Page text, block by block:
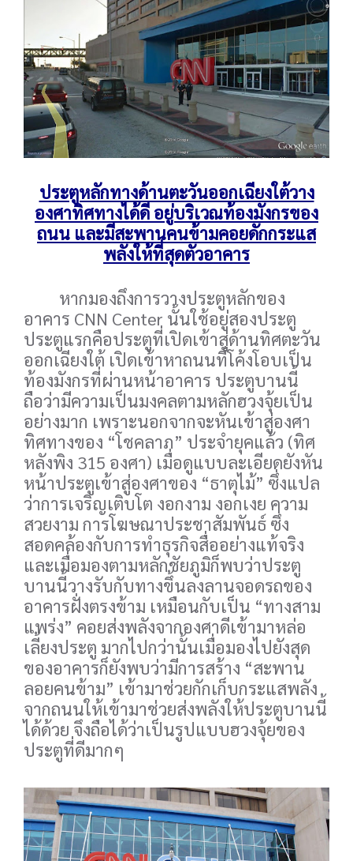
ประตูหลักทางด้านตะวันออกเฉียงใต้วาง
องศาทิศทางได้ดี อยู่บริเวณท้องมังกรของ
ถนน และมีสะพานคนข้ามคอยดักกระแส
พลังให้ที่สุดตัวอาคาร
หากมองถึงการวางประตูหลักของ
อาคาร CNN Center นั้นใช้อยู่สองประตู
ประตูแรกคือประตูที่เปิดเข้าสู่ด้านทิศตะวัน
ออกเฉียงใต้ เปิดเข้าหาถนนที่โค้งโอบเป็น
ท้องมังกรที่ผ่านหน้าอาคาร ประตูบานนี้
ถือว่ามีความเป็นมงคลตามหลักฮวงจุ้ยเป็น
อย่างมาก เพราะนอกจากจะหันเข้าสู่องศา
ทิศทางของ “โชคลาภ” ประจำยุคแล้ว (ทิศ
หลังพิง 315 องศา) เมื่อดูแบบละเอียดยังหัน
หน้าประตูเข้าสู่องศาของ “ธาตุไม้” ซึ่งแปล
ว่าการเจริญเติบโต งอกงาม งอกเงย ความ
สวยงาม การโฆษณาประชาสัมพันธ์ ซึ่ง
สอดคล้องกับการทำธุรกิจสื่ออย่างแท้จริง
และเมื่อมองตามหลักชัยภูมิก็พบว่าประตู
บานนี้วางรับกับทางขึ้นลงลานจอดรถของ
อาคารฝั่งตรงข้าม เหมือนกับเป็น “ทางสาม
แพร่ง” คอยส่งพลังจากองศาดีเข้ามาหล่อ
เลี้ยงประตู มากไปกว่านั้นเมื่อมองไปยังสุด
ของอาคารก็ยังพบว่ามีการสร้าง “สะพาน
ลอยคนข้าม” เข้ามาช่วยกักเก็บกระแสพลัง
จากถนนให้เข้ามาช่วยส่งพลังให้ประตูบานนี้
ได้ด้วย จึงถือได้ว่าเป็นรูปแบบฮวงจุ้ยของ
ประตูที่ดีมากๆ